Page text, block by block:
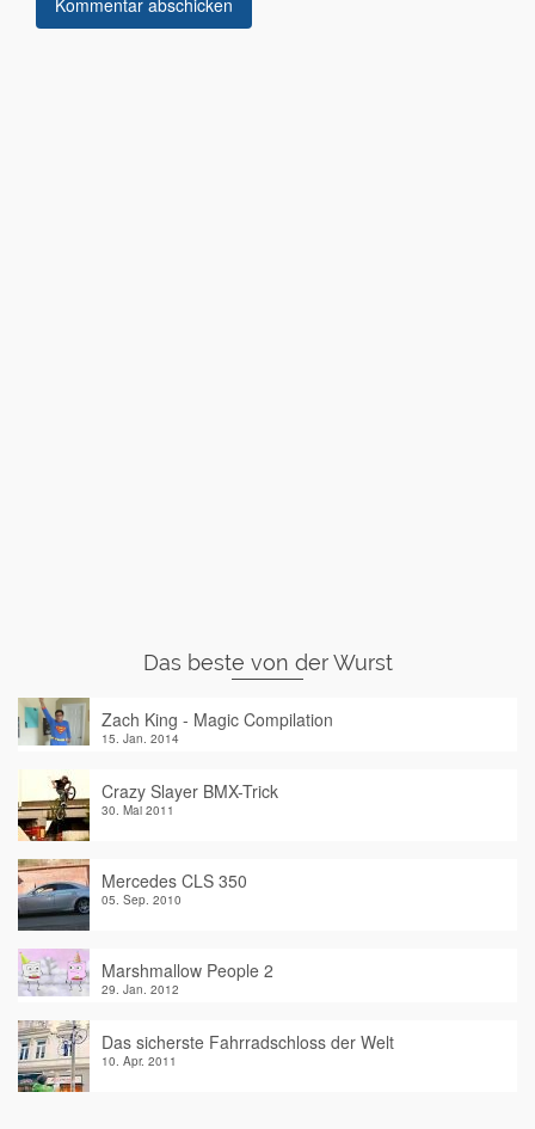
Das beste von der Wurst
Zach King - Magic Compilation
15. Jan. 2014
Crazy Slayer BMX-Trick
30. Mai 2011
Mercedes CLS 350
05. Sep. 2010
Marshmallow People 2
29. Jan. 2012
Das sicherste Fahrradschloss der Welt
10. Apr. 2011